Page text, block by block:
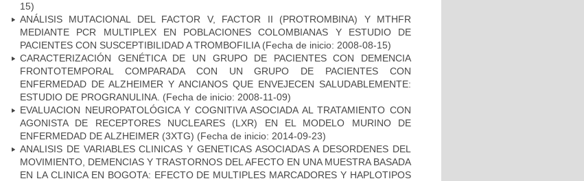
15)
ANÁLISIS MUTACIONAL DEL FACTOR V, FACTOR II (PROTROMBINA) Y MTHFR
MEDIANTE PCR MULTIPLEX EN POBLACIONES COLOMBIANAS Y ESTUDIO DE
PACIENTES CON SUSCEPTIBILIDAD A TROMBOFILIA(Fecha de inicio: 2008-08-15)
CARACTERIZACIÓN GENÉTICA DE UN GRUPO DE PACIENTES CON DEMENCIA
FRONTOTEMPORAL COMPARADA CON UN GRUPO DE PACIENTES CON
ENFERMEDAD DE ALZHEIMER Y ANCIANOS QUE ENVEJECEN SALUDABLEMENTE:
ESTUDIO DE PROGRANULINA. (Fecha de inicio: 2008-11-09)
EVALUACION NEUROPATOLÓGICA Y COGNITIVA ASOCIADA AL TRATAMIENTO CON
AGONISTA DE RECEPTORES NUCLEARES (LXR) EN EL MODELO MURINO DE
ENFERMEDAD DE ALZHEIMER (3XTG) (Fecha de inicio: 2014-09-23)
ANALISIS DE VARIABLES CLINICAS Y GENETICAS ASOCIADAS A DESORDENES DEL
MOVIMIENTO, DEMENCIAS Y TRASTORNOS DEL AFECTO EN UNA MUESTRA BASADA
EN LA CLINICA EN BOGOTA: EFECTO DE MULTIPLES MARCADORES Y HAPLOTIPOS